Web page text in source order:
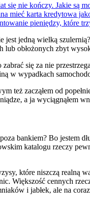
się nie kończy. Jakie
mieć karta kredytowa
pieniędzy,
jedną wielką
lub obłożonych zbyt
się za nie
w wypadkach
też zacząłem od
a ja
bankiem? Bo jestem
katalogu rzeczy
które niszczą realną
Większość cennych
i jabłek, ale na